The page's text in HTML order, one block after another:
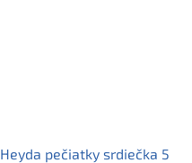
Heyda pečiatky srdiečka 5